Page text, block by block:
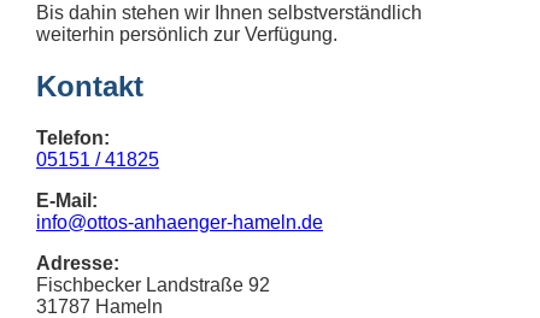
Bis dahin stehen wir Ihnen selbstverständlich
weiterhin persönlich zur Verfügung.
Kontakt
Telefon:
05151 / 41825
E-Mail:
info@ottos-anhaenger-hameln.de
Adresse:
Fischbecker Landstraße 92
31787 Hameln